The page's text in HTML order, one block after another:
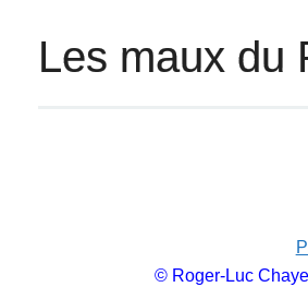
Les maux du
© Roger-Luc